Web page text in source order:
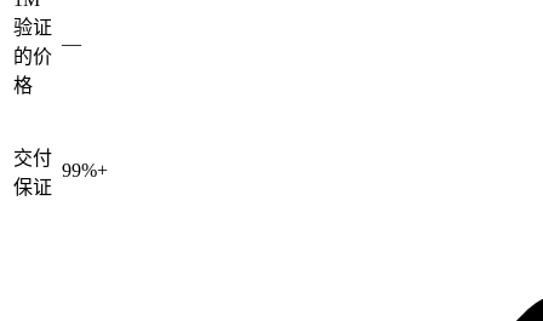
验证
的价
格
—
交付
保证
99%+